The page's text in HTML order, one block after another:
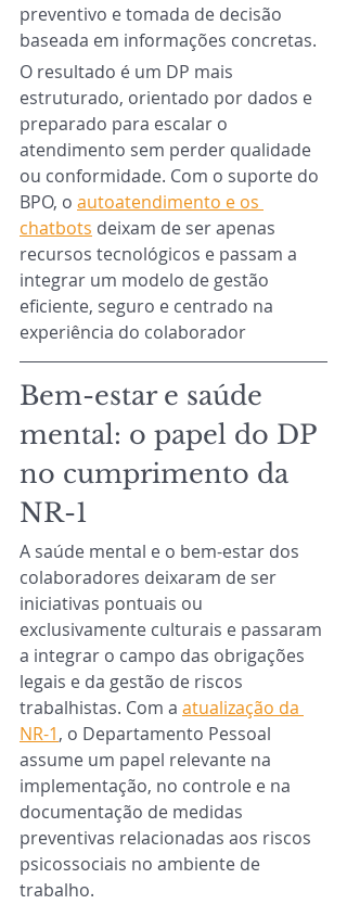
preventivo e tomada de decisão
baseada em informações concretas.
O resultado é um DP mais
estruturado, orientado por dados e
preparado para escalar o
atendimento sem perder qualidade
ou conformidade. Com o suporte do
BPO, o autoatendimento e os
chatbots deixam de ser apenas
recursos tecnológicos e passam a
integrar um modelo de gestão
eficiente, seguro e centrado na
experiência do colaborador
Bem-estar e saúde
mental: o papel do DP
no cumprimento da
NR-1
A saúde mental e o bem-estar dos
colaboradores deixaram de ser
iniciativas pontuais ou
exclusivamente culturais e passaram
a integrar o campo das obrigações
legais e da gestão de riscos
trabalhistas. Com a atualização da
NR-1, o Departamento Pessoal
assume um papel relevante na
implementação, no controle e na
documentação de medidas
preventivas relacionadas aos riscos
psicossociais no ambiente de
trabalho.